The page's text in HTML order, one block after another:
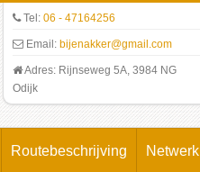
Tel: 06 - 47164256
Email: bijenakker@gmail.com
Adres: Rijnseweg 5A, 3984 NG
Odijk
Routebeschrijving Netwerk